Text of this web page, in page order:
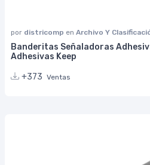
por districomp en Archivo Y
Banderitas Señaladoras
Adhesivas Keep
+373 Ventas